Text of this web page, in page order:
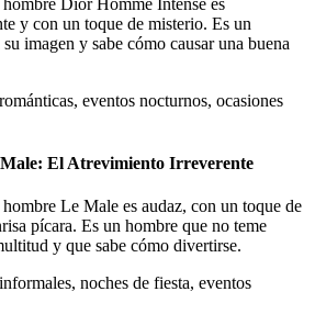
y con un toque de misterio. Es un
imagen y sabe cómo causar una buena
eventos nocturnos, ocasiones
El Atrevimiento Irreverente
Le Male es audaz, con un toque de
pícara. Es un hombre que no teme
y que sabe cómo divertirse.
noches de fiesta, eventos